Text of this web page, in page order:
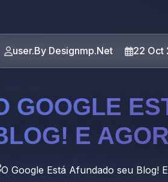
user.By Designmp.Net 22 Oct
GOOGLE
E